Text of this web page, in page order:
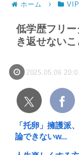
ホーム VIP
低学歴フリ
き返せない
2025.05.06
「托卵」擁護派
論できないw...